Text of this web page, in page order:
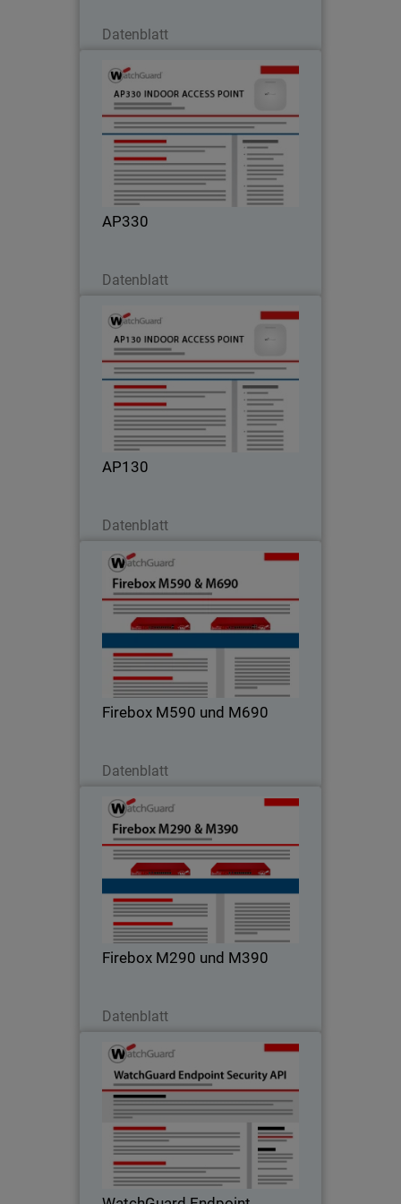
Datenblatt
AP330
Datenblatt
AP330
Leistungsstark und schnell für Ihre
anspruchsvollsten Anwender
AP130
Datenblatt
AP130
Klein, aber oho: WLAN für Arbeit oder
Zuhause
Firebox M590 und M690
Datenblatt
Firebox M590 und M690
Halten Sie mit dem Wachstum bei
Firebox M290 und M390
Datenblatt
Firebox M290 und M390
Sicherheit auf Enterprise-Niveau für
WatchGuard Endpoint Security-
Fügt intelligente Automatisierung hinzu,
um Geschäftsabläufe zu
transformieren - mit der Endpoint
Security-API von WatchGuard